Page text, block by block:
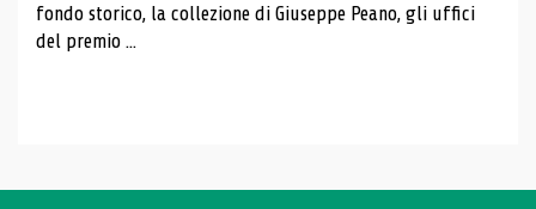
fondo storico, la collezione di Giuseppe Peano, gli uffici
del premio ...